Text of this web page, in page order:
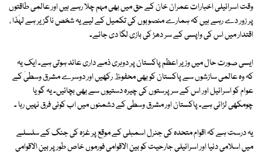
وقت اسرائیلی اخبارات عمران خان کے حق میں بھی مہم چلا رہے ہیں اور عالمی طاقتوں
پر زور دے رہے ہیں کہ ہمارے منصوبوں کی تکمیل کے لیے یہ شخص ناگزیر ہے لہٰذا ،
اقتدار میں اس کی واپسی کے سر دھڑ کی بازی لگا دی جائے۔
ایسی صورت حال میں وزیر اعظم پاکستان پر دوہری ذمے داری عائد ہوتی ہے۔ ایک یہ
کہ وہ عالمی سازشوں سے پاکستان کو بھی محفوظ رکھیں اور دوسرے مشرق وسطیٰ کے
عوام کو اسرائیل اور اس کے سرپرستوں کی چیرہ دستیوں سے بھی بچائیں۔ یہ گویا
چومکھی لڑائی ہے۔ پاکستان اور مشرق وسطی کے دشمنوں میں اب کوئی فرق نہیں رہا ۔
یہ درست ہے کہ اقوام متحدہ کی جنرل اسمبلی کے موقع پر غزہ کی جنگ کے سلسلے
میں اسلامی دنیا اور اسرائیلی جارحیت کو بین الاقوامی فورموں خاص طور پر بین الاقوامی